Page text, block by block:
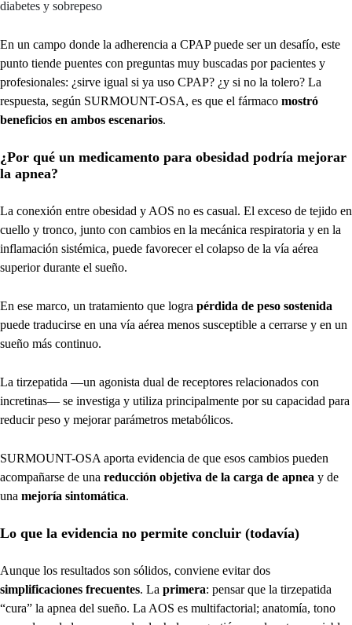
diabetes y sobrepeso
En un campo donde la adherencia a CPAP puede ser un desafío, este
punto tiende puentes con preguntas muy buscadas por pacientes y
profesionales: ¿sirve igual si ya uso CPAP? ¿y si no la tolero? La
respuesta, según SURMOUNT-OSA, es que el fármaco mostró
beneficios en ambos escenarios.
¿Por qué un medicamento para obesidad podría mejorar
la apnea?
La conexión entre obesidad y AOS no es casual. El exceso de tejido en
cuello y tronco, junto con cambios en la mecánica respiratoria y en la
inflamación sistémica, puede favorecer el colapso de la vía aérea
superior durante el sueño.
En ese marco, un tratamiento que logra pérdida de peso sostenida
puede traducirse en una vía aérea menos susceptible a cerrarse y en un
sueño más continuo.
La tirzepatida —un agonista dual de receptores relacionados con
incretinas— se investiga y utiliza principalmente por su capacidad para
reducir peso y mejorar parámetros metabólicos.
SURMOUNT-OSA aporta evidencia de que esos cambios pueden
acompañarse de una reducción objetiva de la carga de apnea y de
una mejoría sintomática.
Lo que la evidencia no permite concluir (todavía)
Aunque los resultados son sólidos, conviene evitar dos
simplificaciones frecuentes. La primera: pensar que la tirzepatida
“cura” la apnea del sueño. La AOS es multifactorial; anatomía, tono